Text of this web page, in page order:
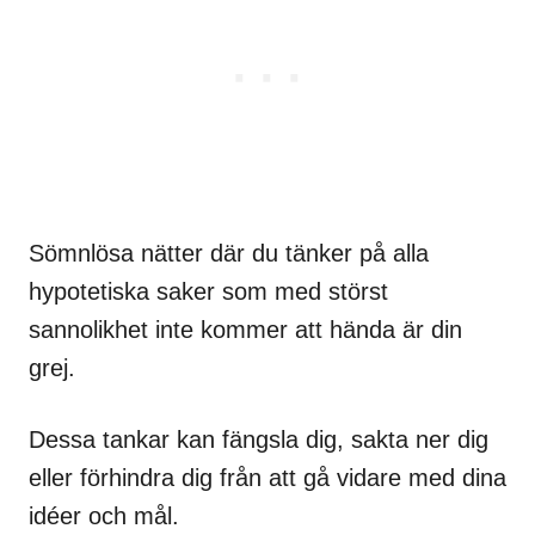
Sömnlösa nätter där du tänker på alla
hypotetiska saker som med störst
sannolikhet inte kommer att hända är din
grej.
Dessa tankar kan fängsla dig, sakta ner dig
eller förhindra dig från att gå vidare med dina
idéer och mål.